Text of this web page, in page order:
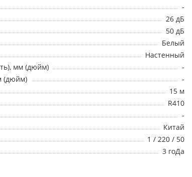
-
26 дБ
50 дБ
Белый
Настенный
мм (дюйм)
-
(дюйм)
-
15 м
R410
-
Китай
1 / 220 / 50
3 гоДа